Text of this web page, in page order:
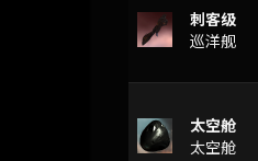
刺客级
巡洋舰
太空舱
太空舱